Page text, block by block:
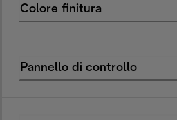
Colore finitura
Pannello di controllo